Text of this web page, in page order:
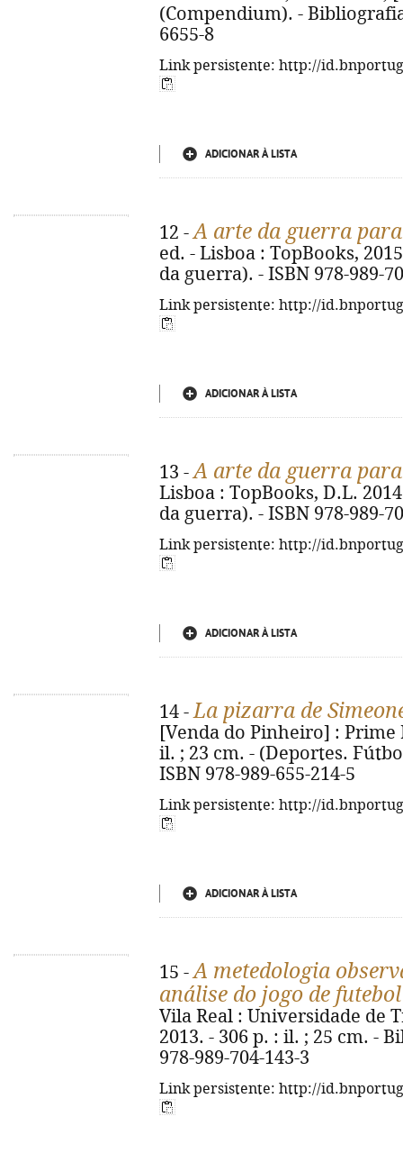
(Compendium). -
6655-8
Link persistente: http://
ADICIONAR À LISTA
12 -A arte da guerra
ed. - Lisboa : TopBooks,
da guerra). - ISBN 978-989-
Link persistente: http://
ADICIONAR À LISTA
13 -A arte da guerra
Lisboa : TopBooks, D.L.
da guerra). - ISBN 978-989-
Link persistente: http://
ADICIONAR À LISTA
14 -La pizarra de
[Venda do Pinheiro] : Prime
il. ; 23 cm. - (Deportes.
ISBN 978-989-655-214-5
Link persistente: http://
ADICIONAR À LISTA
15 -A metedologia
análise do jogo de futebol
Vila Real : Universidade de
2013. - 306 p. : il. ; 25 cm. -
978-989-704-143-3
Link persistente: http://